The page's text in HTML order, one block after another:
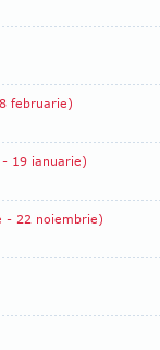
februarie)
- 19 ianuarie)
- 22 noiembrie)